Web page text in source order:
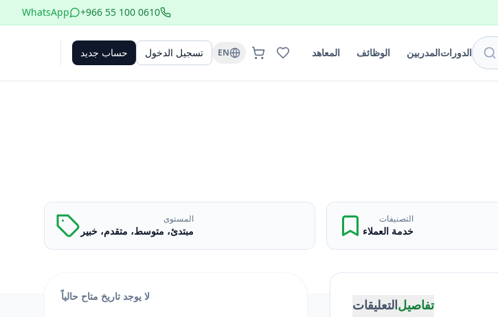
+966 55 100 0610
WhatsApp
الدوراتالمدربين الوظائف المعاهد EN تسجيل الدخول حساب جديد
التصنيفات
خدمة العملاء
المستوى
مبتدئ، متوسط، متقدم، خبير
تفاصيلالتعليقات
لا يوجد تاريخ متاح حالياً